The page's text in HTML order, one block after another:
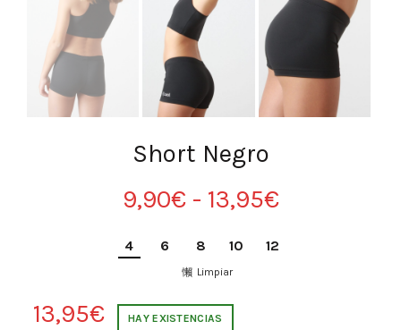
Short Negro
9,90€ - 13,95€Rango
de
4 6 8 10 12
Limpiar
13,95€ HAY EXISTENCIAS